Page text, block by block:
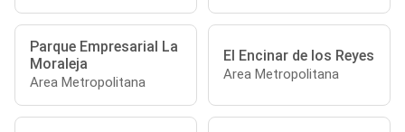
Parque Empresarial La
Moraleja
Area Metropolitana
El Encinar de los Reyes
Area Metropolitana